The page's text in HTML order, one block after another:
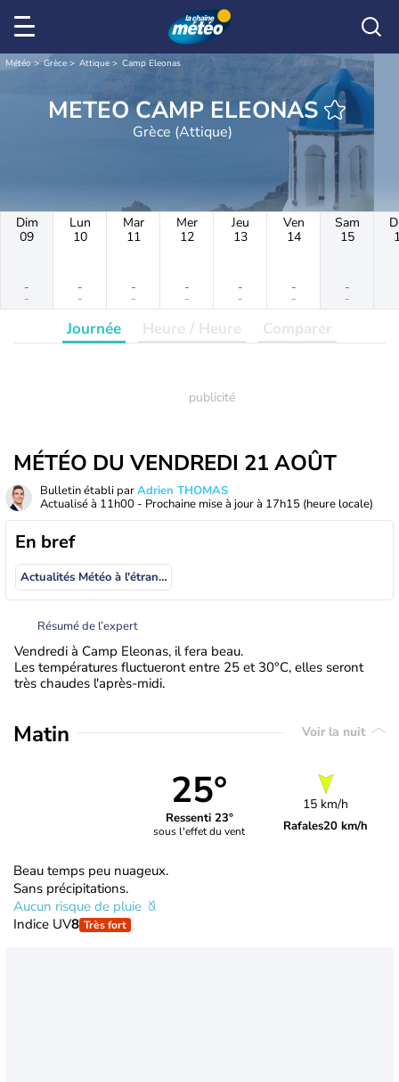
Météo Grèce Attique Camp Eleonas
METEO CAMP ELEONAS
Grèce (Attique)
Dim
09
-
-
Lun
10
-
-
Mar
11
-
-
Mer
12
-
-
Jeu
13
-
-
Ven
14
-
-
Sam
15
-
-
Journée Heure / Heure Comparer
MÉTÉO DU VENDREDI 21 AOÛT
Bulletin établi parAdrien THOMAS
Actualisé à 11h00 - Prochaine mise à jour à 17h15 (heure locale)
En bref
Actualités Météo à l'étranger
Résumé de l’expert
Vendredi à Camp Eleonas, il fera beau.
Les températures fluctueront entre 25 et 30°C, elles seront
très chaudes l'après-midi.
Matin Voir la nuit
25°
Ressenti 23°
sous l'effet du vent
15 km/h
Rafales20 km/h
Beau temps peu nuageux.
Sans précipitations.
Aucun risque de pluie
Indice UV8 Très fort